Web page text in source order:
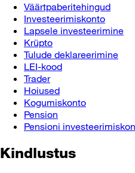
Väärtpaberitehingud
Investeerimiskonto
Lapsele investeerimine
Krüpto
Tulude deklareerimine
LEI-kood
Trader
Hoiused
Kogumiskonto
Pension
Pensioni
Kindlustus